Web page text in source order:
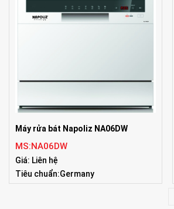
Máy rửa bát Napoliz NA06DW
MS:NA06DW
Giá: Liên hệ
Tiêu chuẩn:Germany